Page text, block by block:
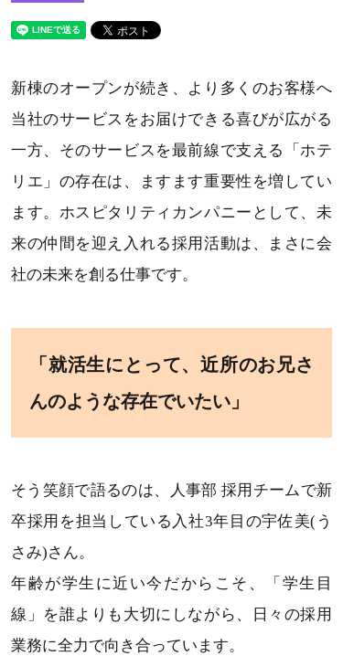
新棟のオープンが続き、より多くのお客様へ
当社のサービスをお届けできる喜びが広がる
一方、そのサービスを最前線で支える「ホテ
リエ」の存在は、ますます重要性を増してい
ます。ホスピタリティカンパニーとして、未
来の仲間を迎え入れる採用活動は、まさに会
社の未来を創る仕事です。
「就活生にとって、近所のお兄さ
んのような存在でいたい」
そう笑顔で語るのは、人事部 採用チームで新
卒採用を担当している入社3年目の宇佐美(う
さみ)さん。
年齢が学生に近い今だからこそ、「学生目
線」を誰よりも大切にしながら、日々の採用
業務に全力で向き合っています。